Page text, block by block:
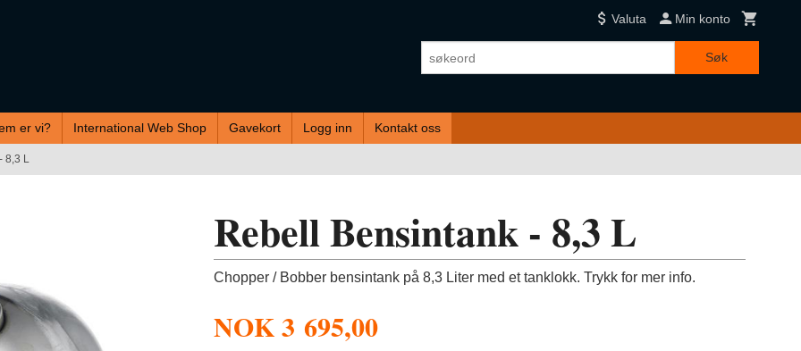
Valuta Min konto
Søk
er vi? International Web Shop Gavekort Logg inn Kontakt oss
L
Rebell Bensintank - 8,3 L
Chopper / Bobber bensintank på 8,3 Liter med et tanklokk. Trykk for mer info.
NOK3 695,00